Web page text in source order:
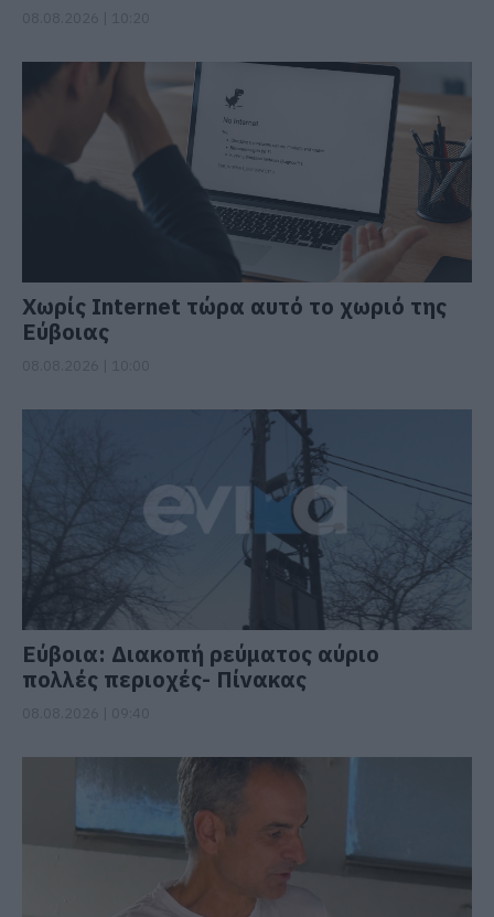
Χωρίς Internet τώρα αυτό το χωριό της
Εύβοιας
Εύβοια: Διακοπή ρεύματος αύριο
πολλές περιοχές- Πίνακας